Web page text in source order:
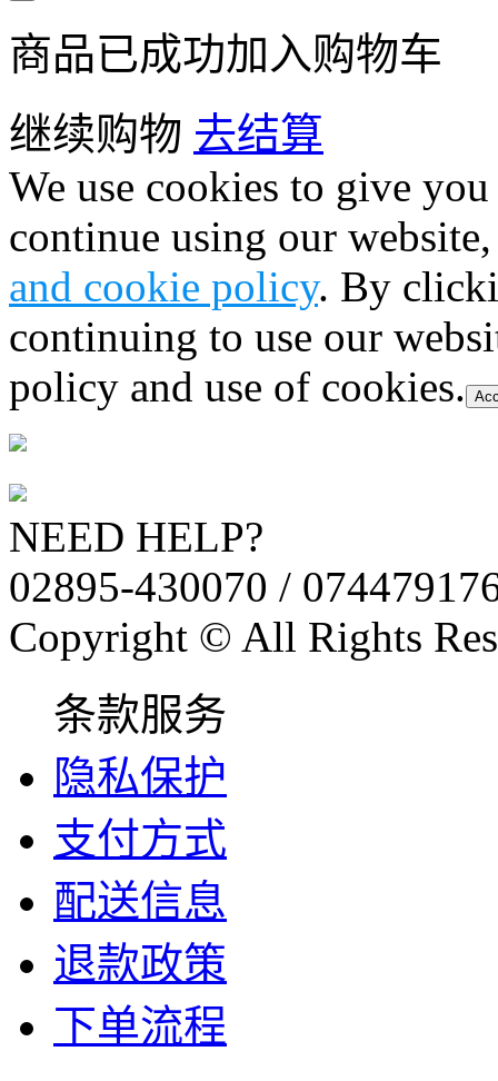
商品已成功加入购物车
继续购物 去结算
We use cookies to give
continue using our
and cookie policy. By
continuing to use our
policy and use of cookies.
NEED HELP?
02895-430070 /
Copyright © All Rights
条款服务
隐私保护
支付方式
配送信息
退款政策
下单流程